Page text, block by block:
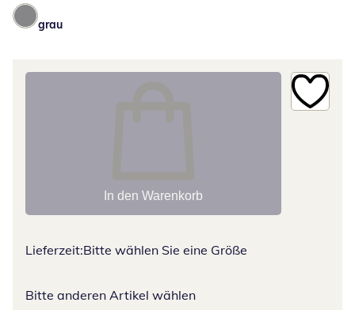
grau
In den Warenkorb
Lieferzeit:Bitte wählen Sie eine Größe
Bitte anderen Artikel wählen